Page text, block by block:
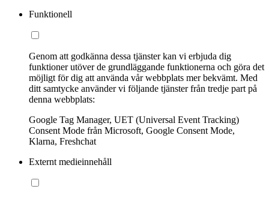
Funktionell
Genom att godkänna dessa tjänster kan vi erbjuda dig
funktioner utöver de grundläggande funktionerna och göra det
möjligt för dig att använda vår webbplats mer bekvämt. Med
ditt samtycke använder vi följande tjänster från tredje part på
denna webbplats:
Google Tag Manager, UET (Universal Event Tracking)
Consent Mode från Microsoft, Google Consent Mode,
Klarna, Freshchat
Externt medieinnehåll